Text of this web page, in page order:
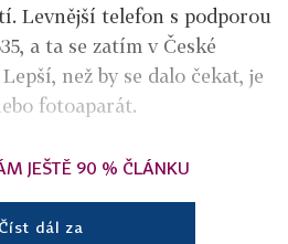
Levnější telefon s podporou
a ta se zatím v České
než by se dalo čekat, je
fotoaparát.
JEŠTĚ 90 % ČLÁNKU
Číst dál za